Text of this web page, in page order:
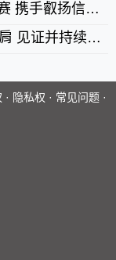
加速邮政数码转型
动台湾AppSec发展
· 隐私权 · 常见问题 ·